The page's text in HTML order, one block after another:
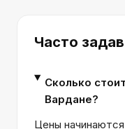
Часто
Сколько
Вардане?
Цены